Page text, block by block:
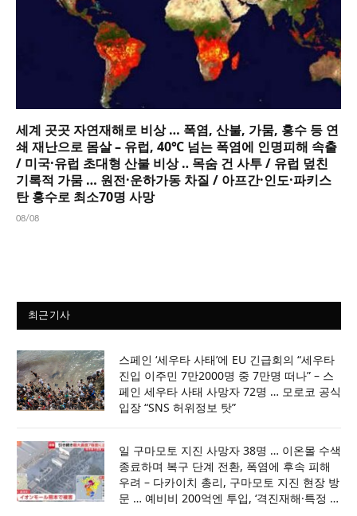
세계 곳곳 자연재해로 비상 … 폭염, 산불, 가뭄, 홍수 등 연
쇄 재난으로 몸살 – 유럽, 40℃ 넘는 폭염에 인명피해 속출
/ 미국·유럽 초대형 산불 비상 ‥ 목숨 건 사투 / 유럽 덮친
기록적 가뭄 … 원전·운하가동 차질 / 아프간·인도·파키스
탄 홍수로 최소70명 사망
08/08
최근기사
스페인 ‘세우타 사태’에 EU 긴급회의 “세우타
진입 이주민 7만2000명 중 7만명 떠나” – 스
페인 세우타 사태 사망자 72명 … 모로코 공식
입장 “SNS 허위정보 탓”
일 구마모토 지진 사망자 38명 … 이온몰 수색
종료하며 복구 단계 전환, 폭염에 후속 피해
우려 – 다카이치 총리, 구마모토 지진 현장 방
문 … 예비비 200억엔 투입, ‘격진재해·특정 비